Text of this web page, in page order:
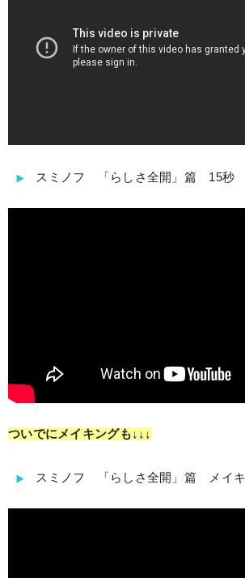
スミノフ 「らしさ全開」篇 15秒
ついでにメイキングも↓↓↓
スミノフ 「らしさ全開」篇 メイキ